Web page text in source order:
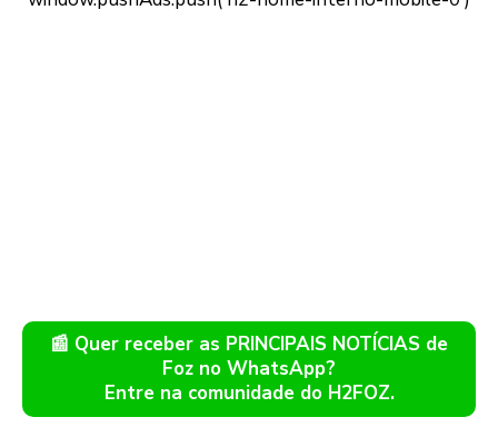
📰 Quer receber as PRINCIPAIS NOTÍCIAS de
Foz no WhatsApp?
Entre na comunidade do H2FOZ.